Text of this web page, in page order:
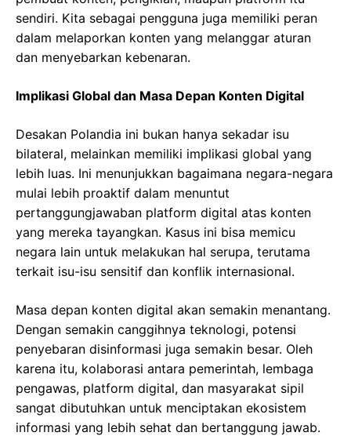
sendiri. Kita sebagai pengguna juga memiliki peran
dalam melaporkan konten yang melanggar aturan
dan menyebarkan kebenaran.
Implikasi Global dan Masa Depan Konten Digital
Desakan Polandia ini bukan hanya sekadar isu
bilateral, melainkan memiliki implikasi global yang
lebih luas. Ini menunjukkan bagaimana negara-negara
mulai lebih proaktif dalam menuntut
pertanggungjawaban platform digital atas konten
yang mereka tayangkan. Kasus ini bisa memicu
negara lain untuk melakukan hal serupa, terutama
terkait isu-isu sensitif dan konflik internasional.
Masa depan konten digital akan semakin menantang.
Dengan semakin canggihnya teknologi, potensi
penyebaran disinformasi juga semakin besar. Oleh
karena itu, kolaborasi antara pemerintah, lembaga
pengawas, platform digital, dan masyarakat sipil
sangat dibutuhkan untuk menciptakan ekosistem
informasi yang lebih sehat dan bertanggung jawab.